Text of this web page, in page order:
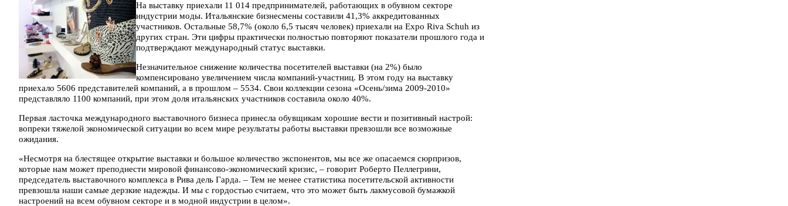
На выставку приехали 11 014 предпринимателей, работающих в обувном секторе
индустрии моды. Итальянские бизнесмены составили 41,3% аккредитованных
участников. Остальные 58,7% (около 6,5 тысяч человек) приехали на Expo Riva Sсhuh из
других стран. Эти цифры практически полностью повторяют показатели прошлого года и
подтверждают международный статус выставки.
Незначительное снижение количества посетителей выставки (на 2%) было
компенсировано увеличением числа компаний-участниц. В этом году на выставку
приехало 5606 представителей компаний, а в прошлом – 5534. Свои коллекции сезона «Осень/зима 2009-2010»
представляло 1100 компаний, при этом доля итальянских участников составила около 40%.
Первая ласточка международного выставочного бизнеса принесла обувщикам хорошие вести и позитивный настрой:
вопреки тяжелой экономической ситуации во всем мире результаты работы выставки превзошли все возможные
ожидания.
«Несмотря на блестящее открытие выставки и большое количество экспонентов, мы все же опасаемся сюрпризов,
которые нам может преподнести мировой финансово-экономический кризис, – говорит Роберто Пеллегрини,
председатель выставочного комплекса в Рива дель Гарда. – Тем не менее статистика посетительской активности
превзошла наши самые дерзкие надежды. И мы с гордостью считаем, что это может быть лакмусовой бумажкой
настроений на всем обувном секторе и в модной индустрии в целом».